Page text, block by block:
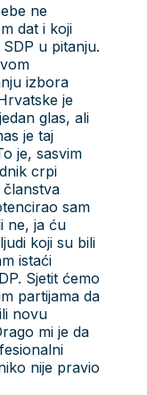
ne
dat i koji
u pitanju.
izbora
je
glas, ali
je taj
je, sasvim
crpi
članstva
sam
ne, ja ću
koji su bili
istaći
Sjetit ćemo
partijama da
novu
mi je da
nije pravio